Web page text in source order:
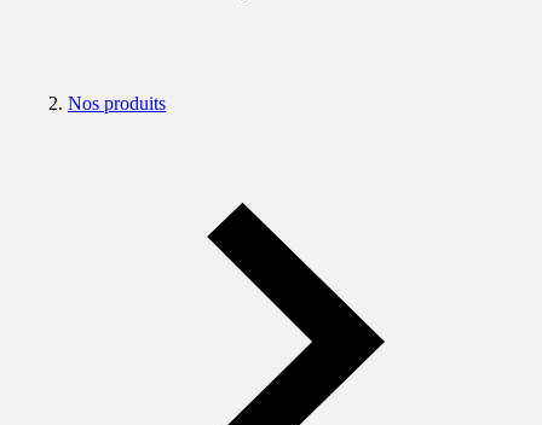
Nos produits